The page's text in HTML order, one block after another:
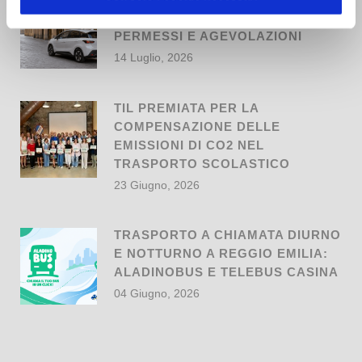
A REGGIO EMILIA: REGOLE,
PERMESSI E AGEVOLAZIONI
14 Luglio, 2026
TIL PREMIATA PER LA
COMPENSAZIONE DELLE
EMISSIONI DI CO2 NEL
TRASPORTO SCOLASTICO
23 Giugno, 2026
TRASPORTO A CHIAMATA DIURNO
E NOTTURNO A REGGIO EMILIA:
ALADINOBUS E TELEBUS CASINA
04 Giugno, 2026